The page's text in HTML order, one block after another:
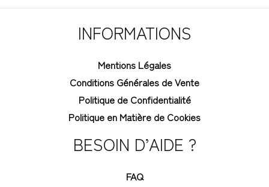
INFORMATIONS
Mentions Légales
Conditions Générales de Vente
Politique de Confidentialité
Politique en Matière de Cookies
BESOIN D’AIDE ?
FAQ